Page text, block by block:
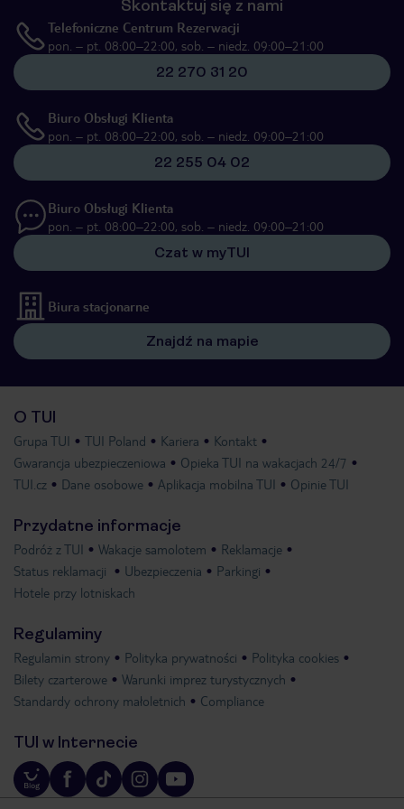
Skontaktuj się z nami
Telefoniczne Centrum Rezerwacji
pon. – pt. 08:00–22:00, sob. – niedz. 09:00–21:00
22 270 31 20
Biuro Obsługi Klienta
pon. – pt. 08:00–22:00, sob. – niedz. 09:00–21:00
22 255 04 02
Biuro Obsługi Klienta
pon. – pt. 08:00–22:00, sob. – niedz. 09:00–21:00
Czat w myTUI
Biura stacjonarne
Znajdź na mapie
O TUI
Grupa TUI TUI Poland Kariera
Kontakt
Gwarancja ubezpieczeniowa
Opieka TUI na wakacjach 24/7
TUI.cz
Dane osobowe Aplikacja mobilna TUI Opinie TUI
Przydatne informacje
Podróż z TUI Wakacje samolotem
Reklamacje
Status reklamacji
Ubezpieczenia
Parkingi
Hotele przy lotniskach
Regulaminy
Regulamin strony Polityka prywatności
Polityka cookies
Bilety czarterowe
Warunki imprez turystycznych
Standardy ochrony małoletnich
Compliance
TUI w Internecie